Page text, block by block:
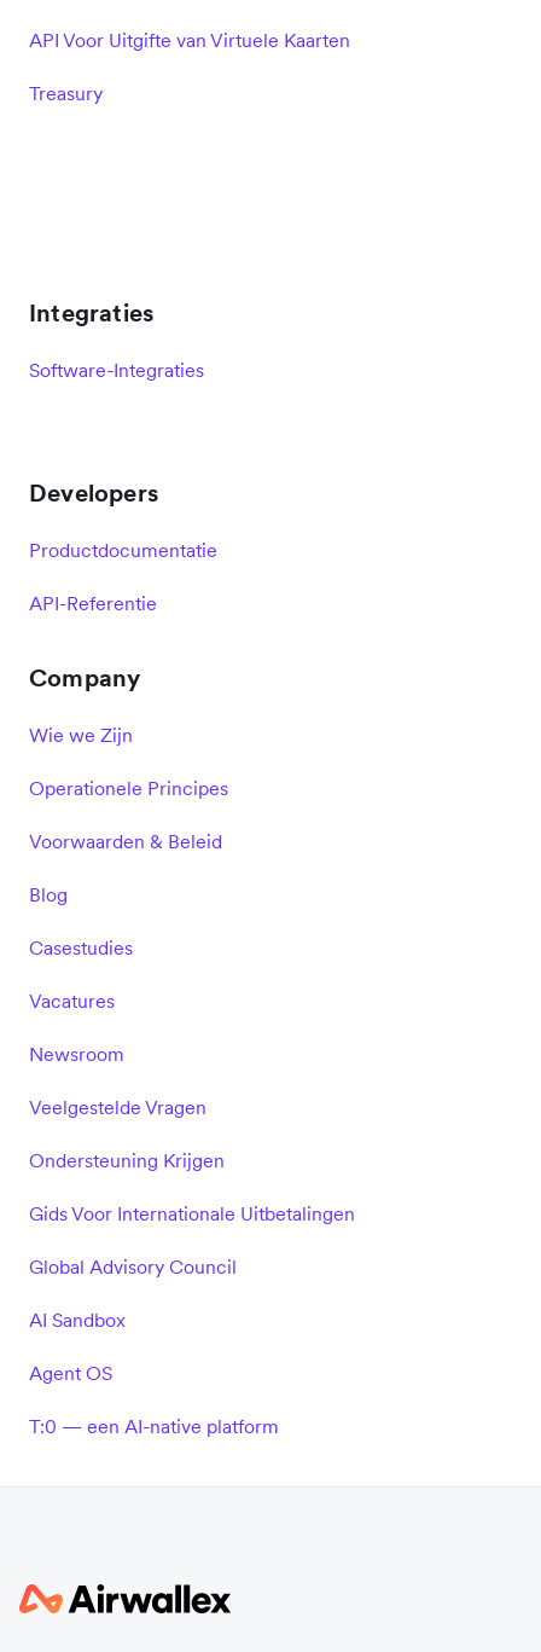
API Voor Uitgifte van Virtuele Kaarten
Treasury
Integraties
Software-Integraties
Developers
Productdocumentatie
API-Referentie
Company
Wie we Zijn
Operationele Principes
Voorwaarden & Beleid
Blog
Casestudies
Vacatures
Newsroom
Veelgestelde Vragen
Ondersteuning Krijgen
Gids Voor Internationale Uitbetalingen
Global Advisory Council
AI Sandbox
Agent OS
T:0 — een AI-native platform